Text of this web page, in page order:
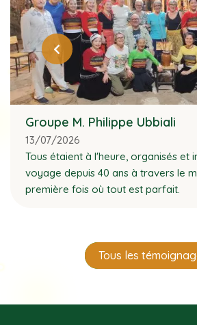
Groupe M. Philippe Ubbiali
13/07/2026
Tous étaient à l'heure, organisés et
voyage depuis 40 ans à travers le
première fois où tout est parfait.
Tous les